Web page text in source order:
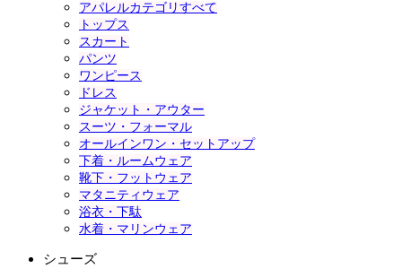
アパレルカテゴリすべて
トップス
スカート
パンツ
ワンピース
ドレス
ジャケット・アウター
スーツ・フォーマル
オールインワン・セットアップ
下着・ルームウェア
靴下・フットウェア
マタニティウェア
浴衣・下駄
水着・マリンウェア
シューズ